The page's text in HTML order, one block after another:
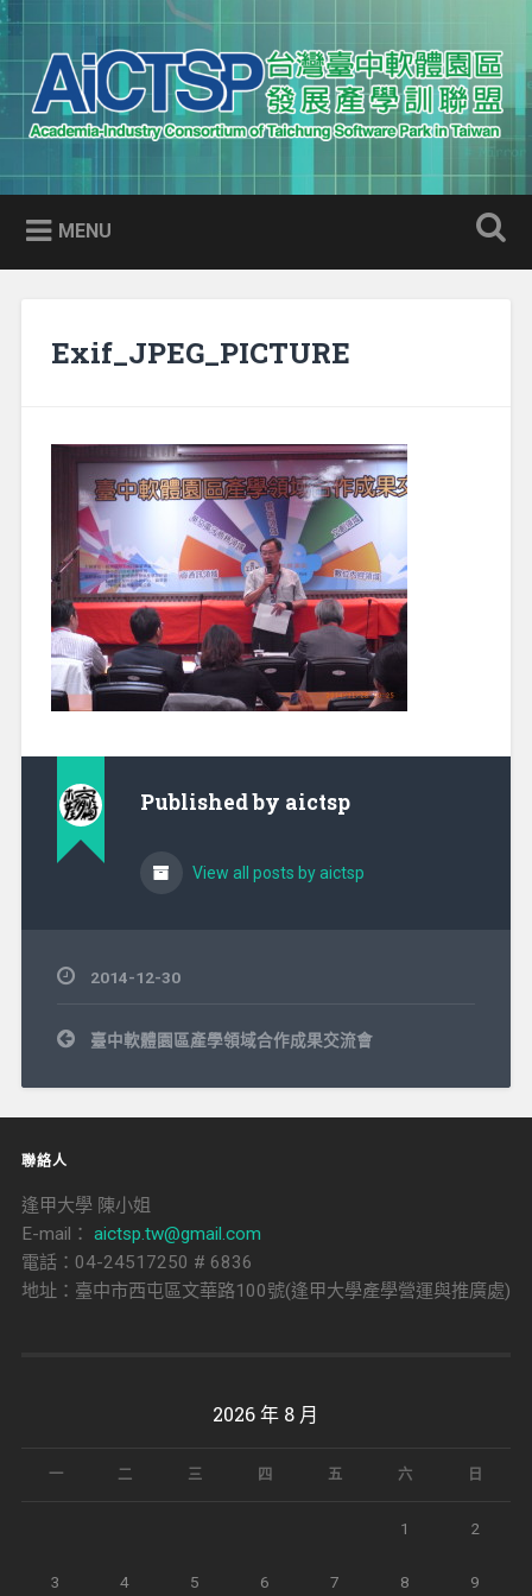
Skip
to
content
Search
AICTSP 台灣臺中軟體園區發展
產學訓聯盟
Academia-Industry Consortium of Taichung Software Park
in Taiwan
MENU
Exif_JPEG_PICTURE
Published by aictsp
View all posts by aictsp
2014-12-30
文
章
覽
臺中軟體園區產學領域合作成果交流會
聯絡人
逢甲大學 陳小姐
E-mail： aictsp.tw@gmail.com
電話：04-24517250 # 6836
地址：臺中市西屯區文華路100號(逢甲大學產學營運與推廣處)
2026 年 8 月
一 二 三 四 五 六 日
1 2
3 4 5 6 7 8 9